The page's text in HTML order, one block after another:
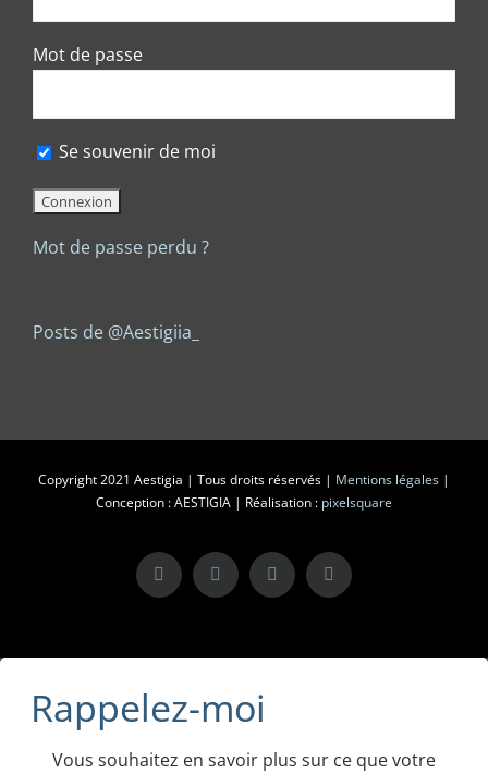
Mot de passe
Se souvenir de moi
Mot de passe perdu ?
Posts de @Aestigiia_
Copyright 2021 Aestigia | Tous droits réservés | Mentions légales |
Conception : AESTIGIA | Réalisation : pixelsquare
X LinkedInInstagramFacebook
Rappelez-moi
Vous souhaitez en savoir plus sur ce que votre